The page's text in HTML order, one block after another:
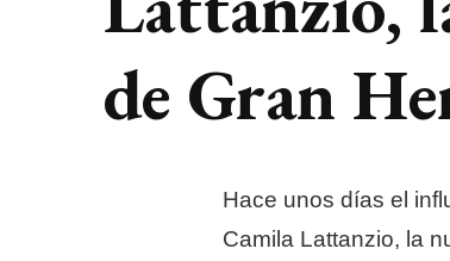
de Gran
Hace unos días el
Camila Lattanzio, la